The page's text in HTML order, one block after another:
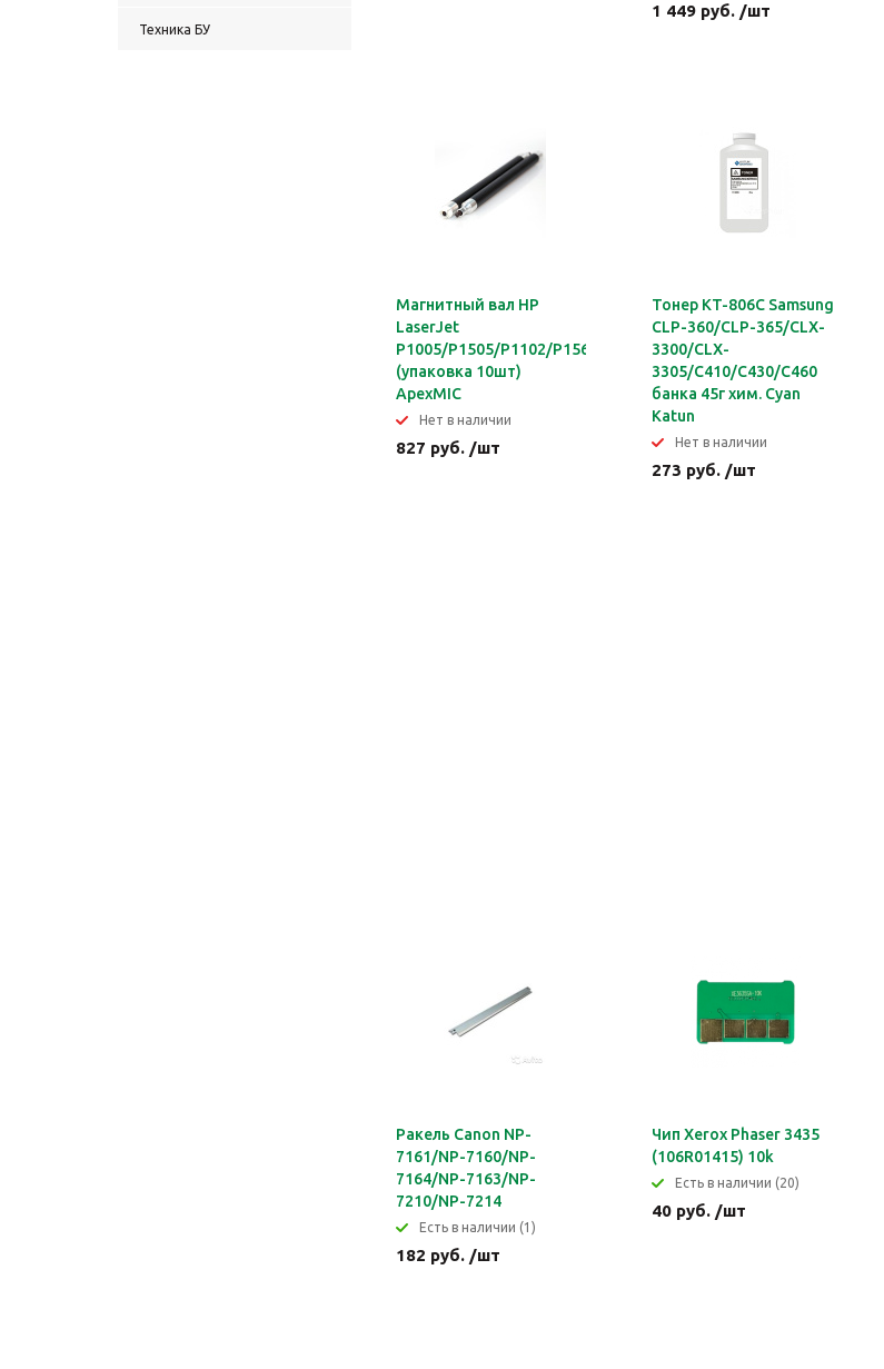
Техника БУ
1 449 руб. /шт
Магнитный вал HP
LaserJet
P1005/P1505/P1102/P1566/M1120/M1522
(упаковка 10шт)
ApexMIC
Нет в наличии
827 руб. /шт
Тонер KT-806C Samsung
CLP-360/CLP-365/CLX-
3300/CLX-
3305/C410/C430/C460
банка 45г хим. Cyan
Katun
Нет в наличии
273 руб. /шт
Ракель Canon NP-
7161/NP-7160/NP-
7164/NP-7163/NP-
7210/NP-7214
Eсть в наличии (1)
182 руб. /шт
Чип Xerox Phaser 3435
(106R01415) 10k
Eсть в наличии (20)
40 руб. /шт